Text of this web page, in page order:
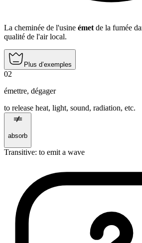
La cheminée de l'usine émet de la fumée
qualité de l'air local.
Plus d’exemples
02
émettre, dégager
to release heat, light, sound, radiation, etc.
absorb
Transitive: to emit a wave